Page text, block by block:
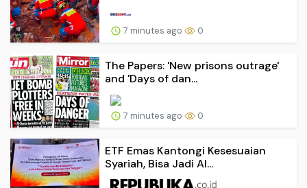
7 minutes ago 0
The Papers: 'New prisons outrage'
and 'Days of dan...
7 minutes ago 0
ETF Emas Kantongi Kesesuaian
Syariah, Bisa Jadi Al...